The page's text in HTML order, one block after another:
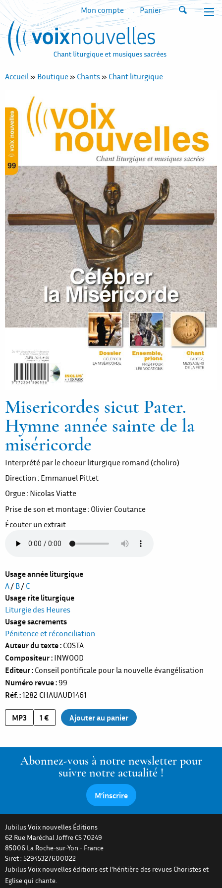
Mon compte Panier
Accueil» Boutique» Chants» Chant liturgique
Misericordes sicut Pater.
Hymne année sainte de la
miséricorde
Interprété par le choeur liturgique romand (choliro)
Direction : Emmanuel Pittet
Orgue : Nicolas Viatte
Prise de son et montage : Olivier Coutance
Écouter un extrait
Usage année liturgique
A/ B/ C
Usage rite liturgique
Liturgie des Heures
Usage sacrements
Pénitence et réconciliation
Auteur du texte COSTA
Compositeur INWOOD
Editeur Conseil pontificale pour la nouvelle évangélisation
Numéro revue 99
Réf. 1282 CHAUAUD1461
MP3 1 €
Abonnez-vous à notre newsletter pour
suivre notre actualité !
M’inscrire
Jubilus Voix nouvelles Éditions
62 Rue Maréchal Joffre CS 70249
85006 La Roche-sur-Yon - France
Siret : 52945327600022
Jubilus Voix nouvelles éditions est l'héritière des revues Choristes et
Eglise qui chante.